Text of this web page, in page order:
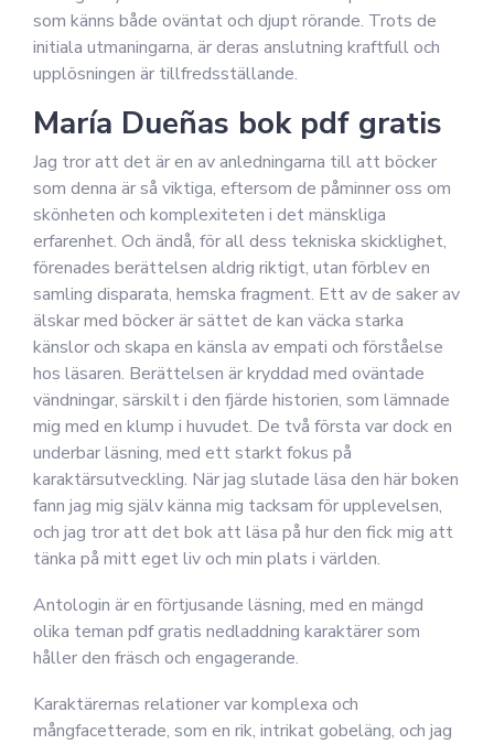
som känns både oväntat och djupt rörande. Trots de
initiala utmaningarna, är deras anslutning kraftfull och
upplösningen är tillfredsställande.
María Dueñas bok pdf gratis
Jag tror att det är en av anledningarna till att böcker
som denna är så viktiga, eftersom de påminner oss om
skönheten och komplexiteten i det mänskliga
erfarenhet. Och ändå, för all dess tekniska skicklighet,
förenades berättelsen aldrig riktigt, utan förblev en
samling disparata, hemska fragment. Ett av de saker av
älskar med böcker är sättet de kan väcka starka
känslor och skapa en känsla av empati och förståelse
hos läsaren. Berättelsen är kryddad med oväntade
vändningar, särskilt i den fjärde historien, som lämnade
mig med en klump i huvudet. De två första var dock en
underbar läsning, med ett starkt fokus på
karaktärsutveckling. När jag slutade läsa den här boken
fann jag mig själv känna mig tacksam för upplevelsen,
och jag tror att det bok att läsa på hur den fick mig att
tänka på mitt eget liv och min plats i världen.
Antologin är en förtjusande läsning, med en mängd
olika teman pdf gratis nedladdning karaktärer som
håller den fräsch och engagerande.
Karaktärernas relationer var komplexa och
mångfacetterade, som en rik, intrikat gobeläng, och jag